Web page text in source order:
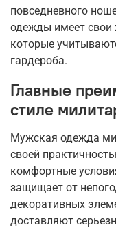
повседневного
одежды имеет свои
которые
гардероба.
Главные
стиле
Мужская одежда
своей
комфортные
защищает от
декоративных
доставляют